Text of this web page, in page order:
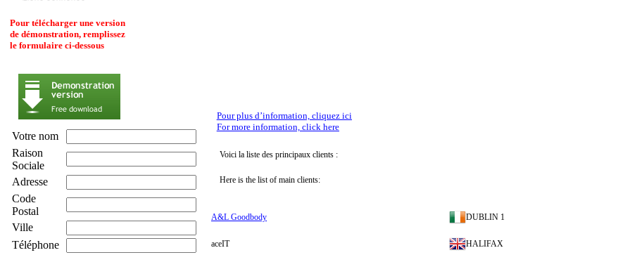
Pour télécharger une version
de démonstration, remplissez
le formulaire ci-dessous
Votre nom
Raison
Sociale
Adresse
Code
Postal
Ville
Téléphone
Pour plus d’information, cliquez ici
For more information, click here
Here is the list of main clients:
Voici la liste des principaux clients :
A&L Goodbody DUBLIN 1
aceIT HALIFAX